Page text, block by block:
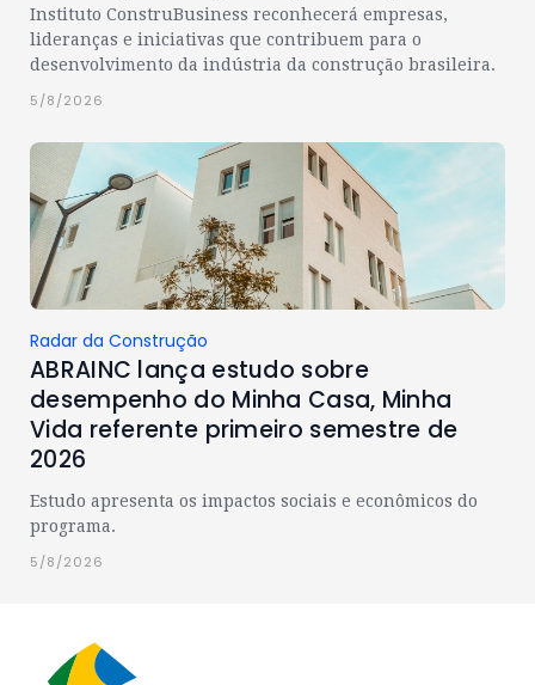
Instituto ConstruBusiness reconhecerá empresas,
lideranças e iniciativas que contribuem para o
desenvolvimento da indústria da construção brasileira.
5/8/2026
Radar da Construção
ABRAINC lança estudo sobre
desempenho do Minha Casa, Minha
Vida referente primeiro semestre de
2026
Estudo apresenta os impactos sociais e econômicos do
programa.
5/8/2026